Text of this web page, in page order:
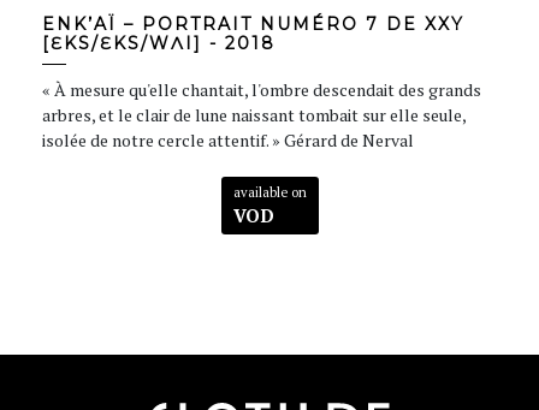
ENK’AÏ – PORTRAIT NUMÉRO 7 DE XXY
[ƐKS/ƐKS/WɅI] - 2018
« À mesure qu'elle chantait, l'ombre descendait des grands
arbres, et le clair de lune naissant tombait sur elle seule,
isolée de notre cercle attentif. » Gérard de Nerval
available on
VOD